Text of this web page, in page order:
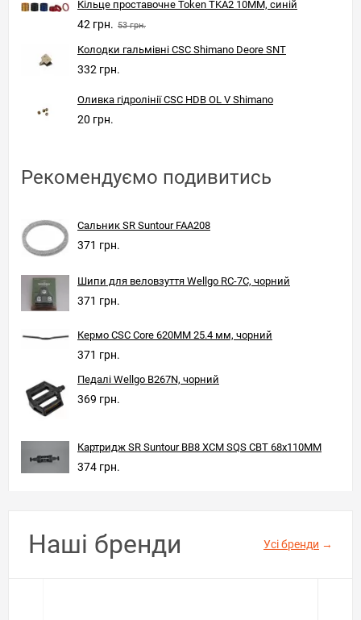
Кільце проставочне Token TKA2 10MM, синій
42 грн. 53 грн.
Колодки гальмівні CSC Shimano Deore SNT
332 грн.
Оливка гідролінії CSC HDB OL V Shimano
20 грн.
Рекомендуємо подивитись
Сальник SR Suntour FAA208
371 грн.
Шипи для веловзуття Wellgo RC-7С, чорний
371 грн.
Кермо CSC Core 620MM 25.4 мм, чорний
371 грн.
Педалі Wellgo B267N, чорний
369 грн.
Картридж SR Suntour BB8 XCM SQS CBT 68x110MM
374 грн.
Наші бренди Усі бренди →